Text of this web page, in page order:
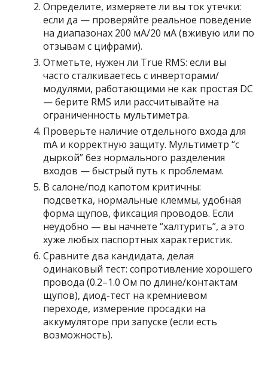
Определите, измеряете ли вы ток утечки:
если да — проверяйте реальное поведение
на диапазонах 200 мА/20 мА (вживую или по
отзывам с цифрами).
Отметьте, нужен ли True RMS: если вы
часто сталкиваетесь с инверторами/
модулями, работающими не как простая DC
— берите RMS или рассчитывайте на
ограниченность мультиметра.
Проверьте наличие отдельного входа для
mA и корректную защиту. Мультиметр “с
дыркой” без нормального разделения
входов — быстрый путь к проблемам.
В салоне/под капотом критичны:
подсветка, нормальные клеммы, удобная
форма щупов, фиксация проводов. Если
неудобно — вы начнете “халтурить”, а это
хуже любых паспортных характеристик.
Сравните два кандидата, делая
одинаковый тест: сопротивление хорошего
провода (0.2–1.0 Ом по длине/контактам
щупов), диод-тест на кремниевом
переходе, измерение просадки на
аккумуляторе при запуске (если есть
возможность).